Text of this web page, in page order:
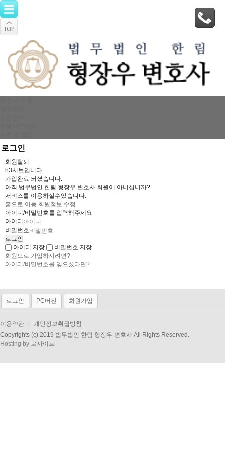
로그인
회원탈퇴
h3서브입니다.
가입완료 되셨습니다.
아직 법무법인 한림 형장우 변호사 회원이 아니십니까?
서비스를 이용하실수있습니다.
홈으로 이동 회원정보 수정
아이디/비밀번호를 입력해주세요
아이디
비밀번호
아이디 저장
비밀번호 저장
회원으로 가입하시려면?
아이디/비밀번호를 잊으셨다면?
로그인 PC버전 회원가입
이용약관 l
개인정보취급방침
Copyrights (c) 2019 법무법인 한림 형장우 변호사 All Rights Reserved.
Hosting by 로사이트